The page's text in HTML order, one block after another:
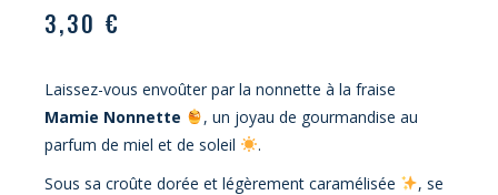
3,30 €
Laissez-vous envoûter par la nonnette à la fraise
Mamie Nonnette
, un joyau de gourmandise au
parfum de miel et de soleil
.
Sous sa croûte dorée et légèrement caramélisée
, se